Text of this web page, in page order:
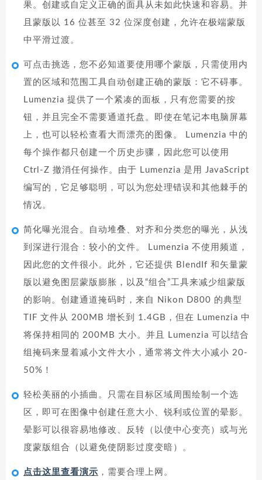
果。创建或自定义正确的面具从未如此快速和容易。并
且蒙版以 16 位甚至 32 位深度创建，允许在极端蒙版
中平滑过渡。
可点击挑选，您不必知道要使用哪个蒙版，只需使用内
置的区域和范围工具自动创建正确的蒙版：它不碍事。
Lumenzia 提供了一个紧凑的面板，只有您需要的按
钮，并且完全不需要通道托盘。即使在笔记本电脑屏幕
上，也可以轻松查看大而漂亮的图像。 Lumenzia 中的
每个操作都只创建一个历史步骤，因此您可以使用
Ctrl-Z 撤消任何操作。由于 Lumenzia 是用 JavaScript
编写的，它足够聪明，可以为您处理错误和其他棘手的
情况。
简化曝光混合。自动堆叠、对齐和分类您的曝光，从浅
到深进行混合：较小的文件。 Lumenzia 不使用频道，
因此您的文件很小。此外，它还提供 BlendIf 和矢量蒙
版以避免图层蒙版膨胀，以及“组合”工具来减少组蒙版
的影响。创建通道掩码时，来自 Nikon D800 的典型
TIF 文件从 200MB 增长到 1.4GB，但在 Lumenzia 中
将保持相同的 200MB 大小。并且 Lumenzia 可以结合
组掩码来显着减小文件大小，通常将文件大小减小 20-
50%！
轻松美丽的小插曲。只需在目标区域周围绘制一个选
区，即可在图像中创建任意大小、锐利或位置的晕影。
晕影可以很容易地修改、反转（以使中心变亮）或与光
度蒙版组合（以避免使阴影过度变暗）。
点击这里查看演示 ，需要合理上网。